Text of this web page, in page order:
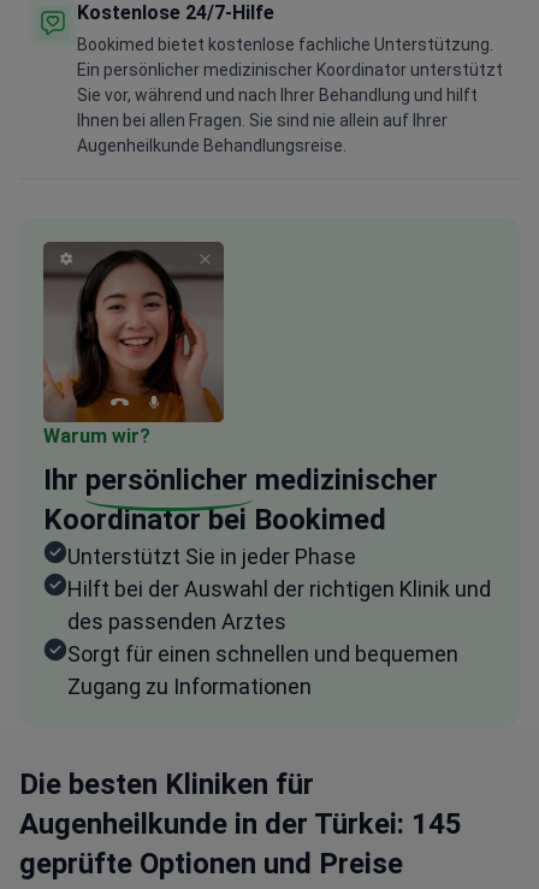
Kostenlose 24/7-Hilfe
Bookimed bietet kostenlose fachliche Unterstützung.
Ein persönlicher medizinischer Koordinator unterstützt
Sie vor, während und nach Ihrer Behandlung und hilft
Ihnen bei allen Fragen. Sie sind nie allein auf Ihrer
Augenheilkunde Behandlungsreise.
Warum wir?
Ihr persönlicher medizinischer
Koordinator bei Bookimed
Unterstützt Sie in jeder Phase
Hilft bei der Auswahl der richtigen Klinik und
des passenden Arztes
Sorgt für einen schnellen und bequemen
Zugang zu Informationen
Die besten Kliniken für
Augenheilkunde in der Türkei: 145
geprüfte Optionen und Preise